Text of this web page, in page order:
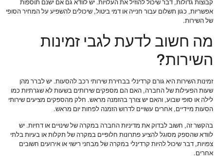
קבוצות גדולות, דבר שיכול להוזיל את העלויות. יש לוודא גם אם ישנם תוספות
אפשריות, כגון תשלום עבור חנייה או דמי ביטול, שיכולים להשפיע על המחיר הסופי
של השירות.
מה חשוב לדעת לגבי זמינות
השירות?
זמינות השירות היא גורם קרדינלי בבחירת שירותי רכב להסעות. יש לברר מהן
שעות הפעילות של החברה, האם הם מספקים שירותים בשעות לא שגרתיות כמו
לילה או סופי שבוע, והאם יש צורך בהזמנה מראש. חלק מהספקים מציעים שירותי
הסעות מיידיים, אחרים עשויים לדרוש הזמנה לפחות יום מראש.
בהקשר זה, חשוב לבדוק את מדיניות החברה במקרה של שינויים או דחיות. יש
לוודא שהספק מסוגל להציע פתרונות חלופיים במקרה של תקלות או בעיות בלתי
צפויות, דבר שיכול להיות קרדינלי במקרה של מבחני רישוי או אירועים חשובים
אחרים.